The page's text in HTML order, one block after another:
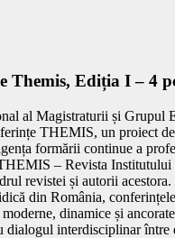
Themis, Ediția I – 4
al Magistraturii și Grupul
THEMIS, un proiect
formării continue a
– Revista Institutului
revistei și autorii
din România,
dinamice și
dialogul interdisciplinar